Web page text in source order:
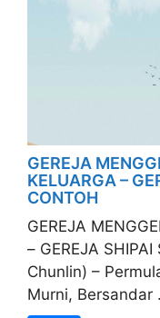
GEREJA
KELUARGA –
CONTOH
GEREJA
– GEREJA
Chunlin) –
Murni, Bersandar